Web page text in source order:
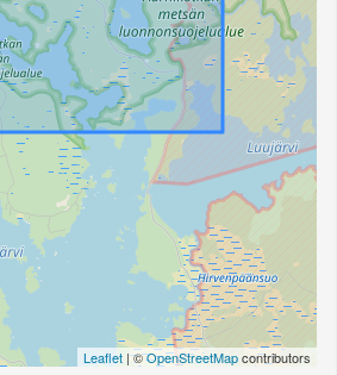
Leaflet | ©OpenStreetMapcontributors